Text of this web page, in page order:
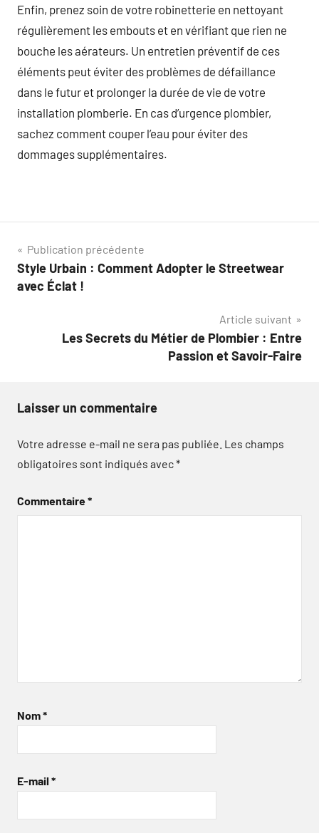
Enfin, prenez soin de votre robinetterie en nettoyant
régulièrement les embouts et en vérifiant que rien ne
bouche les aérateurs. Un entretien préventif de ces
éléments peut éviter des problèmes de défaillance
dans le futur et prolonger la durée de vie de votre
installation plomberie. En cas d’urgence plombier,
sachez comment couper l’eau pour éviter des
dommages supplémentaires.
Navigation
de
Publication précédente
Style Urbain : Comment Adopter le Streetwear
avec Éclat !
Article suivant
Les Secrets du Métier de Plombier : Entre
Passion et Savoir-Faire
Laisser un commentaire
Votre adresse e-mail ne sera pas publiée. Les champs
obligatoires sont indiqués avec*
Commentaire*
Nom*
E-mail *